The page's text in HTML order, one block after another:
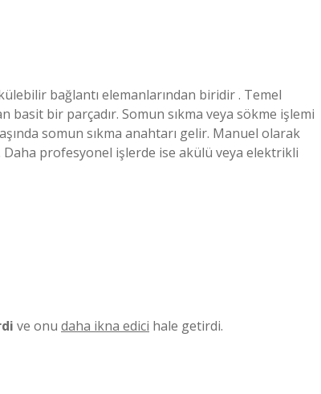
bağlantı elemanlarından biridir . Temel
basit bir parçadır. Somun sıkma veya sökme işlemi
somun sıkma anahtarı gelir. Manuel olarak
profesyonel işlerde ise akülü veya elektrikli
ve onu daha ikna edici hale getirdi.